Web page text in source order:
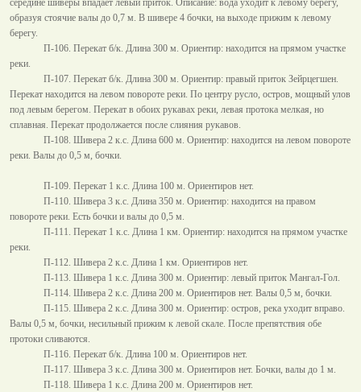
середине шиверы впадает левый приток. Описание: вода уходит к левому берегу,
образуя стоячие валы до 0,7 м. В шивере 4 бочки, на выходе прижим к левому
берегу.
П-106. Перекат б/к. Длина 300 м. Ориентир: находится на прямом участке
реки.
П-107. Перекат б/к. Длина 300 м. Ориентир: правый приток Зейрцегшен.
Перекат находится на левом повороте реки. По центру русло, остров, мощный улов
под левым берегом. Перекат в обоих рукавах реки, левая протока мелкая, но
сплавная. Перекат продолжается после слияния рукавов.
П-108. Шивера 2 к.с. Длина 600 м. Ориентир: находится на левом повороте
реки. Валы до 0,5 м, бочки.
П-109. Перекат 1 к.с. Длина 100 м. Ориентиров нет.
П-110. Шивера 3 к.с. Длина 350 м. Ориентир: находится на правом
повороте реки. Есть бочки и валы до 0,5 м.
П-111. Перекат 1 к.с. Длина 1 км. Ориентир: находится на прямом участке
реки.
П-112. Шивера 2 к.с. Длина 1 км. Ориентиров нет.
П-113. Шивера 1 к.с. Длина 300 м. Ориентир: левый приток Мангал-Гол.
П-114. Шивера 2 к.с. Длина 200 м. Ориентиров нет. Валы 0,5 м, бочки.
П-115. Шивера 2 к.с. Длина 300 м. Ориентир: остров, река уходит вправо.
Валы 0,5 м, бочки, несильный прижим к левой скале. После препятствия обе
протоки сливаются.
П-116. Перекат б/к. Длина 100 м. Ориентиров нет.
П-117. Шивера 3 к.с. Длина 300 м. Ориентиров нет. Бочки, валы до 1 м.
П-118. Шивера 1 к.с. Длина 200 м. Ориентиров нет.